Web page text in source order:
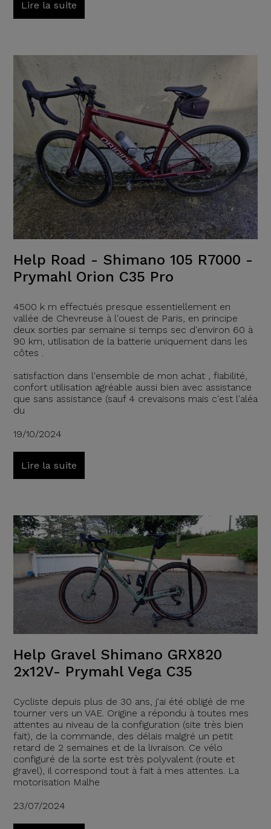
Lire la suite
Help Road - Shimano 105 R7000 -
Prymahl Orion C35 Pro
4500 k m effectués presque essentiellement en
vallée de Chevreuse à l'ouest de Paris, en principe
deux sorties par semaine si temps sec d'environ 60 à
90 km, utilisation de la batterie uniquement dans les
côtes .
satisfaction dans l'ensemble de mon achat , fiabilité,
confort utilisation agréable aussi bien avec assistance
que sans assistance (sauf 4 crevaisons mais c'est l'aléa
du
19/10/2024
Lire la suite
Help Gravel Shimano GRX820
2x12V- Prymahl Vega C35
Cycliste depuis plus de 30 ans, j'ai été obligé de me
tourner vers un VAE. Origine a répondu à toutes mes
attentes au niveau de la configuration (site très bien
fait), de la commande, des délais malgré un petit
retard de 2 semaines et de la livraison. Ce vélo
configuré de la sorte est très polyvalent (route et
gravel), il correspond tout à fait à mes attentes. La
motorisation Malhe
23/07/2024